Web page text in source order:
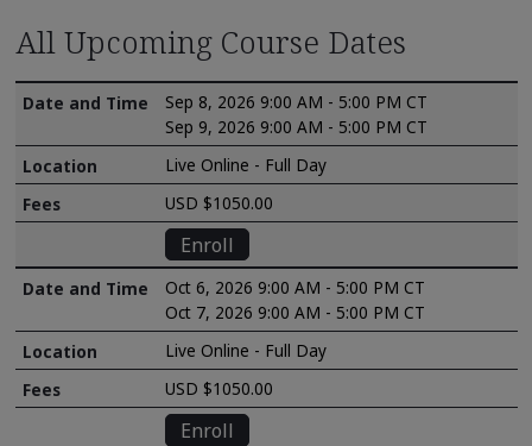
All Upcoming Course Dates
Sep 8, 2026 9:00 AM - 5:00 PM CT
Sep 9, 2026 9:00 AM - 5:00 PM CT
Live Online - Full Day
USD $1050.00
Enroll
Oct 6, 2026 9:00 AM - 5:00 PM CT
Oct 7, 2026 9:00 AM - 5:00 PM CT
Live Online - Full Day
USD $1050.00
Enroll